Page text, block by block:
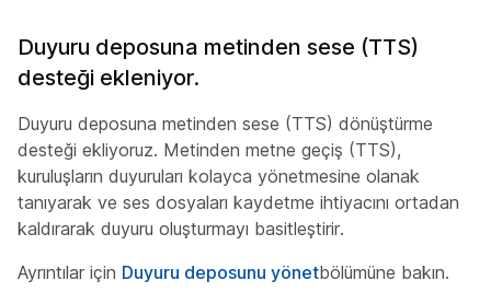
Duyuru deposuna metinden sese (TTS)
desteği ekleniyor.
Duyuru deposuna metinden sese (TTS) dönüştürme
desteği ekliyoruz. Metinden metne geçiş (TTS),
kuruluşların duyuruları kolayca yönetmesine olanak
tanıyarak ve ses dosyaları kaydetme ihtiyacını ortadan
kaldırarak duyuru oluşturmayı basitleştirir.
Ayrıntılar için Duyuru deposunu yönetbölümüne bakın.